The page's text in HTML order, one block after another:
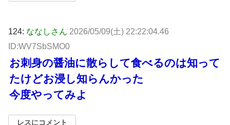
124: ななしさん 2026/05/09(土) 22:22:04.46
ID:WV7SbSMO0
お刺身の醤油に散らして食べるのは知って
たけどお浸し知らんかった
今度やってみよ
レスにコメント